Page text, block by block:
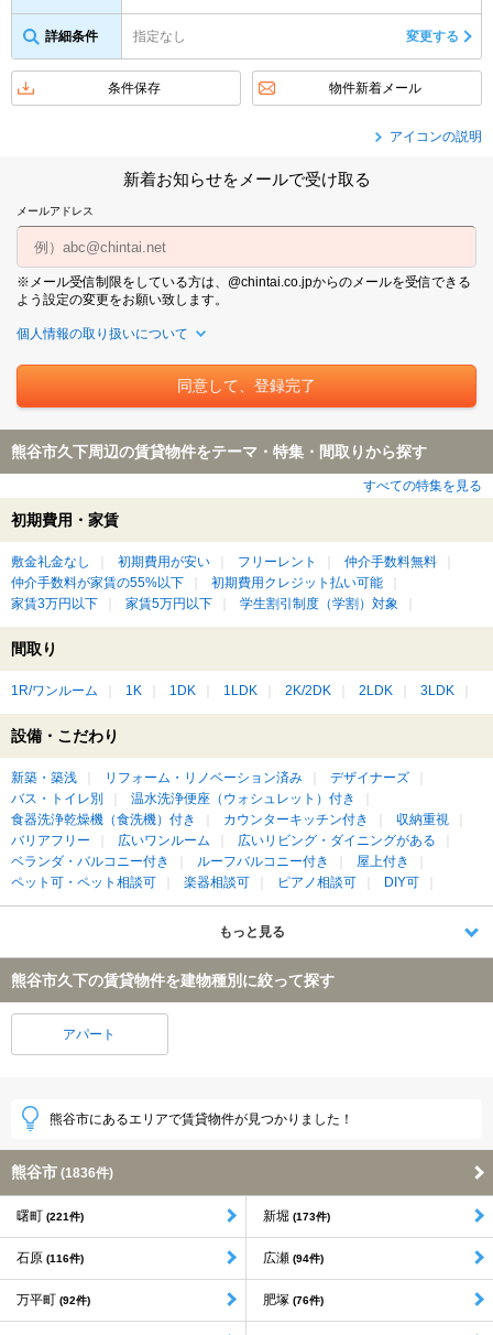
詳細条件 指定なし 変更する
条件保存 物件新着メール
アイコンの説明
新着お知らせをメールで受け取る
メールアドレス
※メール受信制限をしている方は、@chintai.co.jpからのメールを受信できる
よう設定の変更をお願い致します。
個人情報の取り扱いについて
熊谷市久下周辺の賃貸物件をテーマ・特集・間取りから探す
すべての特集を見る
初期費用・家賃
敷金礼金なし 初期費用が安い フリーレント
仲介手数料無料
仲介手数料が家賃の55%以下
初期費用クレジット払い可能
家賃3万円以下
家賃5万円以下 学生割引制度（学割）対象
間取り
1R/ワンルーム 1K 1DK 1LDK 2K/2DK 2LDK 3LDK
設備・こだわり
新築・築浅 リフォーム・リノベーション済み
デザイナーズ
バス・トイレ別
温水洗浄便座（ウォシュレット）付き
食器洗浄乾燥機（食洗機）付き
カウンターキッチン付き
収納重視
バリアフリー
広いワンルーム
広いリビング・ダイニングがある
ベランダ・バルコニー付き
ルーフバルコニー付き
屋上付き
ペット可・ペット相談可
楽器相談可 ピアノ相談可 DIY可
もっと見る
熊谷市久下の賃貸物件を建物種別に絞って探す
アパート
熊谷市にあるエリアで賃貸物件が見つかりました！
熊谷市 (1836件)
曙町 (221件) 新堀 (173件)
石原 (116件) 広瀬 (94件)
万平町 (92件) 肥塚 (76件)